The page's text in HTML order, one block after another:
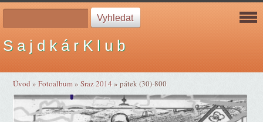
S a j d k á r K l u b
Úvod »Fotoalbum»Sraz 2014»pátek (30)-800